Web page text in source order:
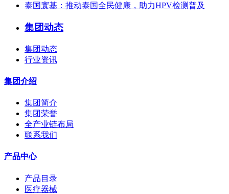
泰国寰基：推动泰国全民健康，助力HPV检测普及
集团动态
集团动态
行业资讯
集团介绍
集团简介
集团荣誉
全产业链布局
联系我们
产品中心
产品目录
医疗器械